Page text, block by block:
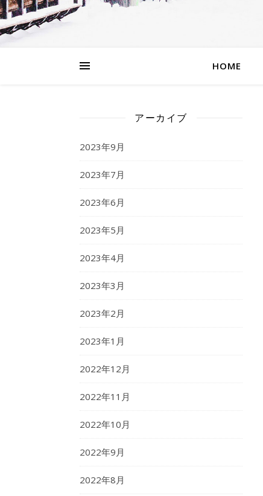
HOME
アーカイブ
2023年9月
2023年7月
2023年6月
2023年5月
2023年4月
2023年3月
2023年2月
2023年1月
2022年12月
2022年11月
2022年10月
2022年9月
2022年8月